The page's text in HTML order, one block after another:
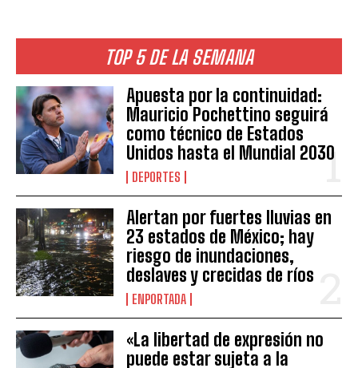
TOP 5 DE LA SEMANA
Apuesta por la continuidad:
Mauricio Pochettino seguirá
como técnico de Estados
Unidos hasta el Mundial 2030
DEPORTES
Alertan por fuertes lluvias en
23 estados de México; hay
riesgo de inundaciones,
deslaves y crecidas de ríos
ENPORTADA
«La libertad de expresión no
puede estar sujeta a la